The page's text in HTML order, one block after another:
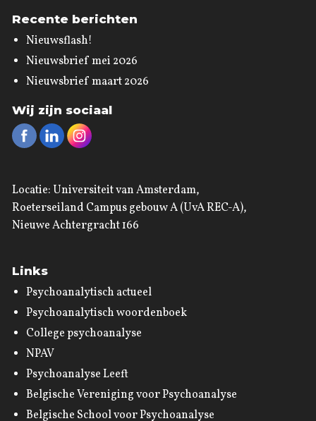
Recente berichten
Nieuwsflash!
Nieuwsbrief mei 2026
Nieuwsbrief maart 2026
Wij zijn sociaal
Locatie: Universiteit van Amsterdam,
Roeterseiland Campus gebouw A (UvA REC-A),
Nieuwe Achtergracht 166
Links
Psychoanalytisch actueel
Psychoanalytisch woordenboek
College psychoanalyse
NPAV
Psychoanalyse Leeft
Belgische Vereniging voor Psychoanalyse
Belgische School voor Psychoanalyse